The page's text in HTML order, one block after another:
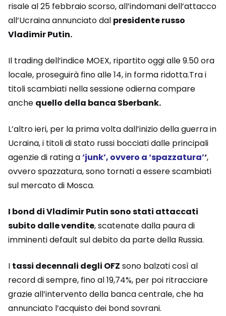
risale al 25 febbraio scorso, all’indomani dell’attacco
all’Ucraina annunciato dal presidente russo
Vladimir Putin.
Il trading dell’indice MOEX, ripartito oggi alle 9.50 ora
locale, proseguirà fino alle 14, in forma ridotta.Tra i
titoli scambiati nella sessione odierna compare
anche quello della banca Sberbank.
L’altro ieri, per la prima volta dall’inizio della guerra in
Ucraina, i titoli di stato russi bocciati dalle principali
agenzie di rating a‘junk’, ovvero a ‘spazzatura’‘,
ovvero spazzatura, sono tornati a essere scambiati
sul mercato di Mosca.
I bond di Vladimir Putin sono stati attaccati
subito dalle vendite, scatenate dalla paura di
imminenti default sul debito da parte della Russia.
I tassi decennali degli OFZ sono balzati così al
record di sempre, fino al 19,74%, per poi ritracciare
grazie all’intervento della banca centrale, che ha
annunciato l’acquisto dei bond sovrani.